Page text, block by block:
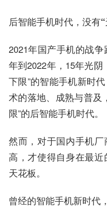
后智能手机时代， 没有
2021年国产手机的战
年到2022年，15年光
下限”的智能手机新时
术的落地、成熟与普及
限”的后智能手机时代。
然而，对于国内手机
高，才使得自身在最
天花板。
曾经的智能手机新时代